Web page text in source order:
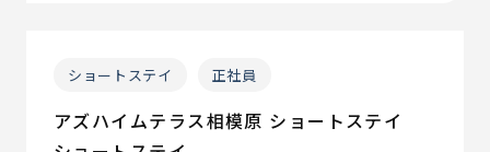
ショートステイ 正社員
アズハイムテラス相模原 ショートステイ